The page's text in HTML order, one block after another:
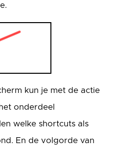
kun je met de actie
onderdeel
welke shortcuts als
En de volgorde van